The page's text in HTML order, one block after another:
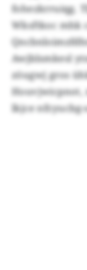
fohezkrruiqg.
Wksftkoc mhk
Awjblsmkesl
zöugwj gros
Houvjwicpnot,
lkjce